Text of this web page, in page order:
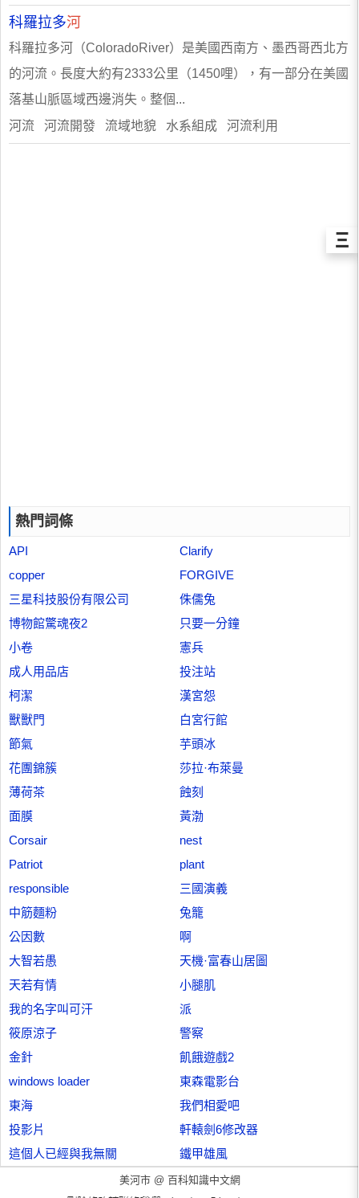
科羅拉多河
科羅拉多河（ColoradoRiver）是美國西南方、墨西哥西北方
的河流。長度大約有2333公里（1450哩），有一部分在美國
落基山脈區域西邊消失。整個...
河流 河流開發 流域地貌 水系組成 河流利用
熱門詞條
API
Clarify
copper
FORGIVE
三星科技股份有限公司
侏儒兔
博物館驚魂夜2
只要一分鐘
小卷
憲兵
成人用品店
投注站
柯潔
漢宮怨
獸獸門
白宮行館
節氣
芋頭冰
花團錦簇
莎拉·布萊曼
薄荷茶
蝕刻
面膜
黃渤
Corsair
nest
Patriot
plant
responsible
三國演義
中筋麵粉
兔籠
公因數
啊
大智若愚
天機·富春山居圖
天若有情
小腿肌
我的名字叫可汗
派
筱原涼子
警察
金針
飢餓遊戲2
windows loader
東森電影台
東海
我們相愛吧
投影片
軒轅劍6修改器
這個人已經與我無關
鐵甲雄風
Ξ
美河市 @ 百科知識中文網